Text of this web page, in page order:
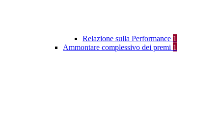
Relazione sulla Performance 1
Ammontare complessivo dei premi 1